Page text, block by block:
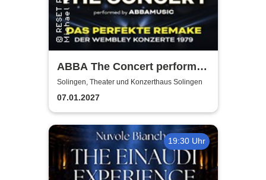
ABBA The Concert performed
by ABBAMUSIC
Solingen, Theater und Konzerthaus Solingen
07.01.2027
19:30 Uhr